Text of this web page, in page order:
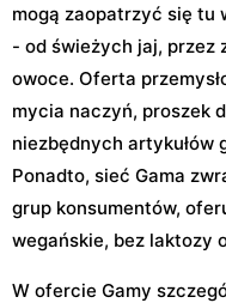
mogą zaopatrzyć się tu
- od świeżych jaj, przez
owoce. Oferta
mycia naczyń, proszek
niezbędnych artykułów
Ponadto, sieć Gama
grup konsumentów,
wegańskie, bez laktozy
W ofercie Gamy